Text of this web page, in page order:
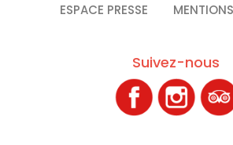
ESPACE PRESSE
Suivez-nous